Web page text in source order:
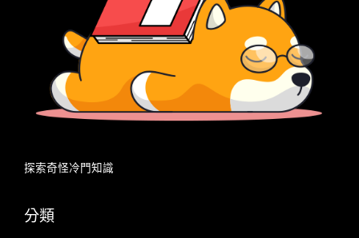
探索奇怪冷門知識
分類